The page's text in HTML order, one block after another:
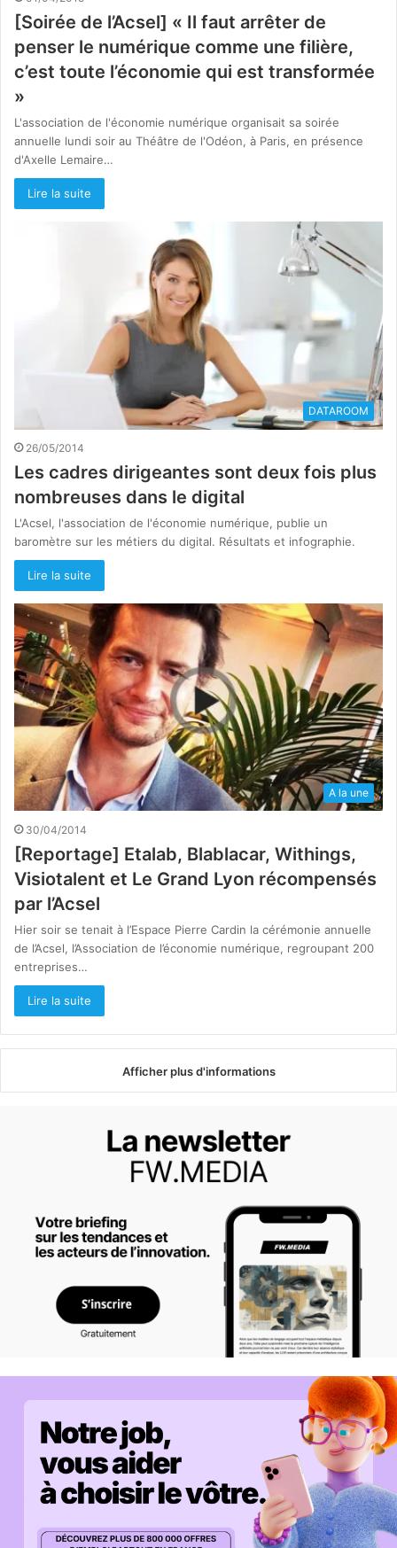
[Soirée de l’Acsel] « Il faut arrêter de
penser le numérique comme une filière,
c’est toute l’économie qui est transformée
»
L'association de l'économie numérique organisait sa soirée
annuelle lundi soir au Théâtre de l'Odéon, à Paris, en présence
d'Axelle Lemaire…
Lire la suite
DATAROOM
26/05/2014
Les cadres dirigeantes sont deux fois plus
nombreuses dans le digital
L'Acsel, l'association de l'économie numérique, publie un
baromètre sur les métiers du digital. Résultats et infographie.
Lire la suite
A la une
30/04/2014
[Reportage] Etalab, Blablacar, Withings,
Visiotalent et Le Grand Lyon récompensés
par l’Acsel
Hier soir se tenait à l’Espace Pierre Cardin la cérémonie annuelle
de l’Acsel, l’Association de l’économie numérique, regroupant 200
entreprises…
Lire la suite
Afficher plus d'informations